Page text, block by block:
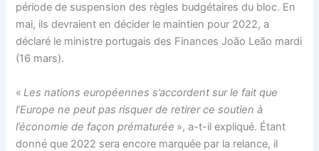
période de suspension des règles budgétaires du bloc. En
mai, ils devraient en décider le maintien pour 2022, a
déclaré le ministre portugais des Finances João Leão mardi
(16 mars).
«Les nations européennes s’accordent sur le fait que
l’Europe ne peut pas risquer de retirer ce soutien à
l’économie de façon prématurée », a-t-il expliqué. Étant
donné que 2022 sera encore marquée par la relance, il